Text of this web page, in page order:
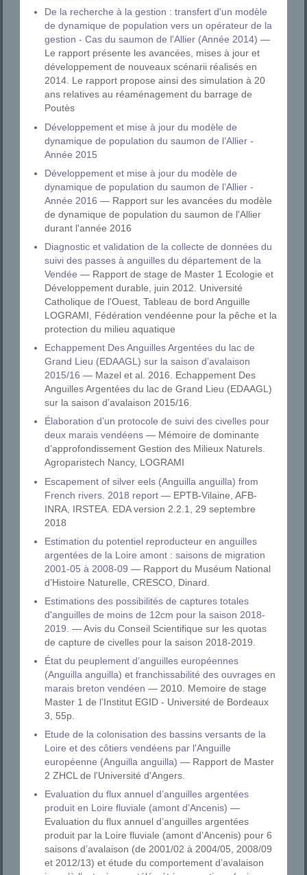
De la recherche à la gestion : transfert d'un modèle
de dynamique de population vers un opérateur de la
gestion - Cas du saumon de l'Allier (Année 2014) —
Le rapport présente les avancées, mises à jour et
développement de nouveaux scénarii réalisés en
2014. Le rapport propose ainsi des simulation à 20
ans relatives au réaménagement du barrage de
Poutès
Développement et mise à jour du modèle de
dynamique de population du saumon de l’Allier -
Année 2015
Développement et mise à jour du modèle de
dynamique de population du saumon de l’Allier -
Année 2016 — Rapport sur les avancées du modèle
de dynamique de population du saumon de l'Allier
durant l'année 2016
Diagnostic et validation de la collecte de données du
suivi des passes à anguilles du département de la
Vendée — Rapport de stage de Master 1 Ecologie et
Développement durable, juin 2012. Université
Catholique de l'Ouest, Tableau de bord Anguille
LOGRAMI, Fédération vendéenne pour la pêche et la
protection du milieu aquatique
Echappement Des Anguilles Argentées du lac de
Grand Lieu (EDAAGL) sur la saison d’avalaison
2015/16 — Mazel et al. 2016. Echappement Des
Anguilles Argentées du lac de Grand Lieu (EDAAGL)
sur la saison d’avalaison 2015/16.
Élaboration d’un protocole de suivi des civelles pour
deux marais vendéens — Mémoire de dominante
d’approfondissement Gestion des Milieux Naturels.
Agroparistech Nancy, LOGRAMI
Escapement of silver eels (Anguilla anguilla) from
French rivers. 2018 report — EPTB-Vilaine, AFB-
INRA, IRSTEA. EDA version 2.2.1, 29 septembre
2018
Estimation du potentiel reproducteur en anguilles
argentées de la Loire amont : saisons de migration
2001-05 à 2008-09 — Rapport du Muséum National
d’Histoire Naturelle, CRESCO, Dinard.
Estimations des possibilités de captures totales
d'anguilles de moins de 12cm pour la saison 2018-
2019. — Avis du Conseil Scientifique sur les quotas
de capture de civelles pour la saison 2018-2019.
État du peuplement d’anguilles européennes
(Anguilla anguilla) et franchissabilité des ouvrages en
marais breton vendéen — 2010. Memoire de stage
Master 1 de l’Institut EGID - Université de Bordeaux
3, 55p.
Etude de la colonisation des bassins versants de la
Loire et des côtiers vendéens par l'Anguille
européenne (Anguilla anguilla) — Rapport de Master
2 ZHCL de l'Université d'Angers.
Evaluation du flux annuel d’anguilles argentées
produit en Loire fluviale (amont d’Ancenis) —
Evaluation du flux annuel d’anguilles argentées
produit par la Loire fluviale (amont d’Ancenis) pour 6
saisons d’avalaison (de 2001/02 à 2004/05, 2008/09
et 2012/13) et étude du comportement d’avalaison